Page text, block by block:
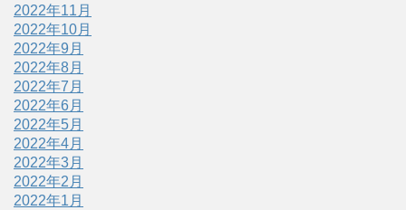
2022年11月
2022年10月
2022年9月
2022年8月
2022年7月
2022年6月
2022年5月
2022年4月
2022年3月
2022年2月
2022年1月